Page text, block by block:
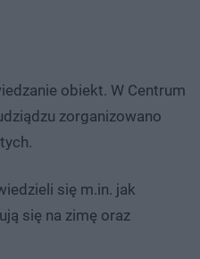
obiekt. W Centrum
zorganizowano
się m.in. jak
się na zimę oraz